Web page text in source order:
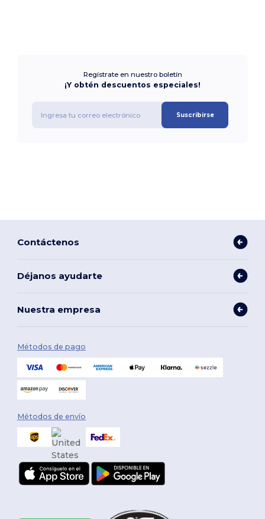
Regístrate en nuestro boletín
¡Y obtén descuentos especiales!
Suscribirse
Contáctenos
Déjanos ayudarte
Nuestra empresa
Métodos de pago
Métodos de envío